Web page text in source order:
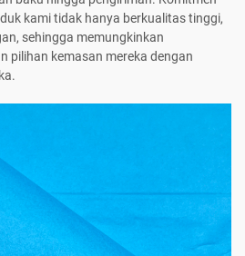
kami tidak hanya berkualitas tinggi,
sehingga memungkinkan
pilihan kemasan mereka dengan